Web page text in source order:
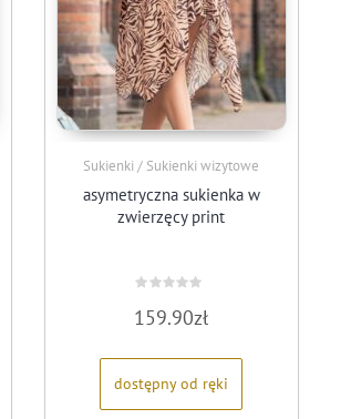
Sukienki / Sukienki wizytowe
asymetryczna sukienka w
zwierzęcy print
0
na
159.90zł
dostępny od ręki